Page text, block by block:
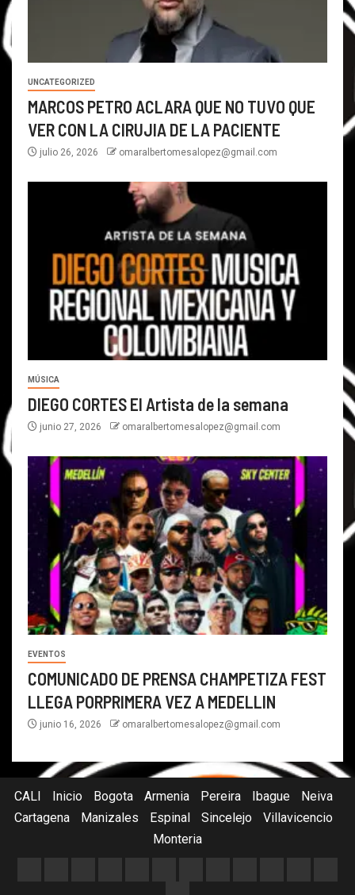
UNCATEGORIZED
MARCOS PETRO ACLARA QUE NO TUVO QUE
VER CON LA CIRUJIA DE LA PACIENTE
julio 26, 2026 omaralbertomesalopez@gmail.com
MÚSICA
DIEGO CORTES El Artista de la semana
junio 27, 2026 omaralbertomesalopez@gmail.com
EVENTOS
COMUNICADO DE PRENSA CHAMPETIZA FEST
LLEGA PORPRIMERA VEZ A MEDELLIN
junio 16, 2026 omaralbertomesalopez@gmail.com
CALI Inicio Bogota Armenia Pereira Ibague
Neiva
Cartagena
Manizales Espinal Sincelejo
Villavicencio
Monteria